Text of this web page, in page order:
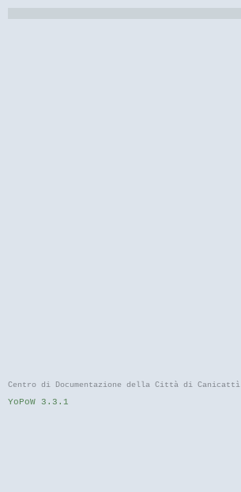
Centro di Documentazione della Città di Canicattì
YoPoW 3.3.1